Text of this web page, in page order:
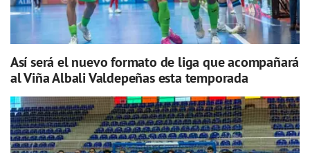
Así será el nuevo formato de liga que acompañará
al Viña Albali Valdepeñas esta temporada